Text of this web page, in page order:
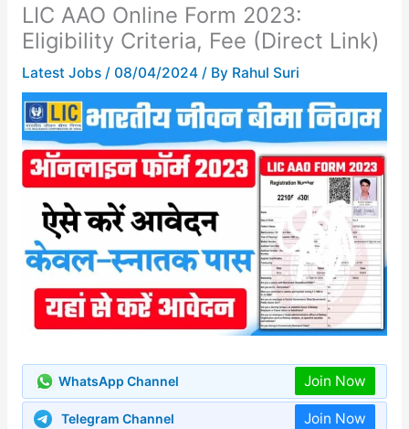
LIC AAO Online Form 2023:
Eligibility Criteria, Fee (Direct Link)
Latest Jobs/ 08/04/2024 / By Rahul Suri
WhatsApp Channel Join Now
Telegram Channel Join Now